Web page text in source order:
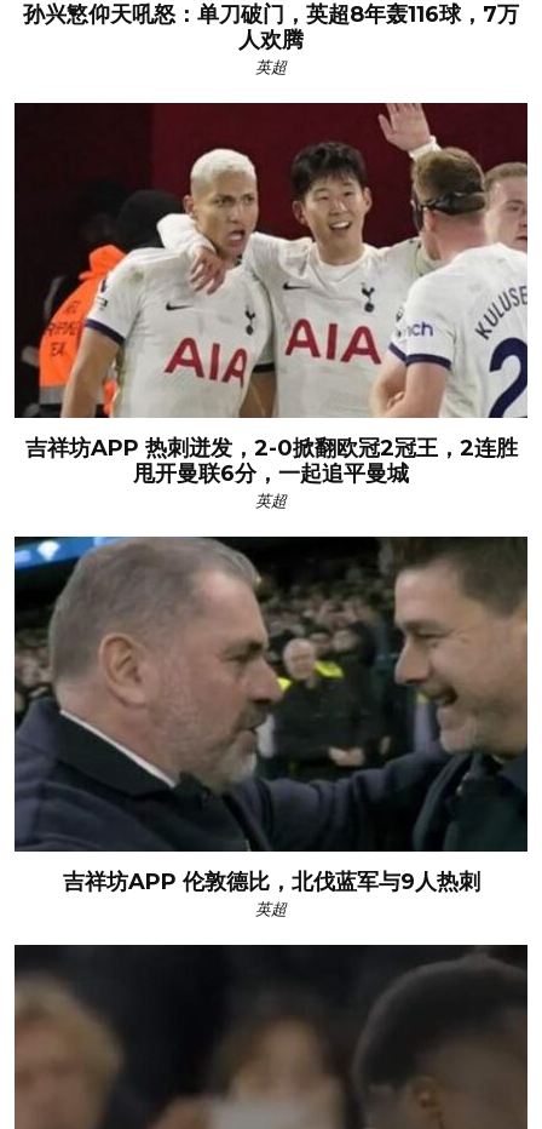
孙兴慜仰天吼怒：单刀破门，英超8年轰116球，7万
人欢腾
英超
吉祥坊APP 热刺迸发，2-0掀翻欧冠2冠王，2连胜
甩开曼联6分，一起追平曼城
英超
吉祥坊APP 伦敦德比，北伐蓝军与9人热刺
英超